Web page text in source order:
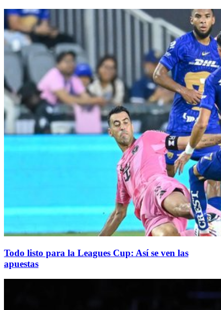
Todo listo para la Leagues Cup: Así se ven las
apuestas